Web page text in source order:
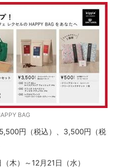
BAG
円（税込）、3,500円（税
木）～12月21日（水）